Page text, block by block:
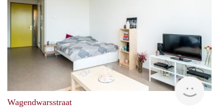
Wagendwarsstraat